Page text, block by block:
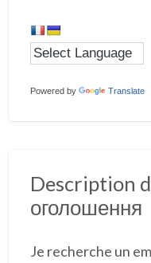
Powered by Translate
Description
оголошення
Je recherche un